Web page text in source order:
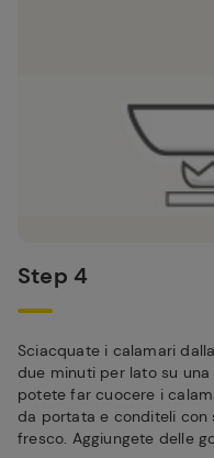
Step 4
Sciacquate i calamari
due minuti per lato su
potete far cuocere i
da portata e conditeli con
fresco. Aggiungete delle